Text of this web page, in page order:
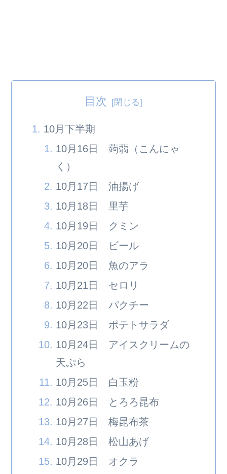
目次
10月下半期
10月16日 蒟蒻（こんにゃ
く）
10月17日 油揚げ
10月18日 里芋
10月19日 クミン
10月20日 ビール
10月20日 魚のアラ
10月21日 セロリ
10月22日 パクチー
10月23日 ポテトサラダ
10月24日 アイスクリームの
天ぷら
10月25日 白玉粉
10月26日 とろろ昆布
10月27日 梅昆布茶
10月28日 松山あげ
10月29日 オクラ